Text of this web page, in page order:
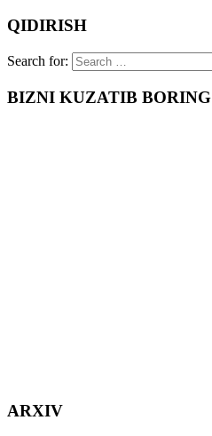
QIDIRISH
Search for:
BIZNI KUZATIB BORING
ARXIV